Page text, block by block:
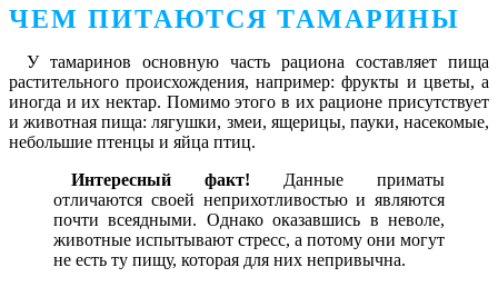
ЧЕМ ПИТАЮТСЯ ТАМАРИНЫ
У тамаринов основную часть рациона составляет пища
растительного происхождения, например: фрукты и цветы, а
иногда и их нектар. Помимо этого в их рационе присутствует
и животная пища: лягушки, змеи, ящерицы, пауки, насекомые,
небольшие птенцы и яйца птиц.
Интересный факт! Данные приматы
отличаются своей неприхотливостью и являются
почти всеядными. Однако оказавшись в неволе,
животные испытывают стресс, а потому они могут
не есть ту пищу, которая для них непривычна.